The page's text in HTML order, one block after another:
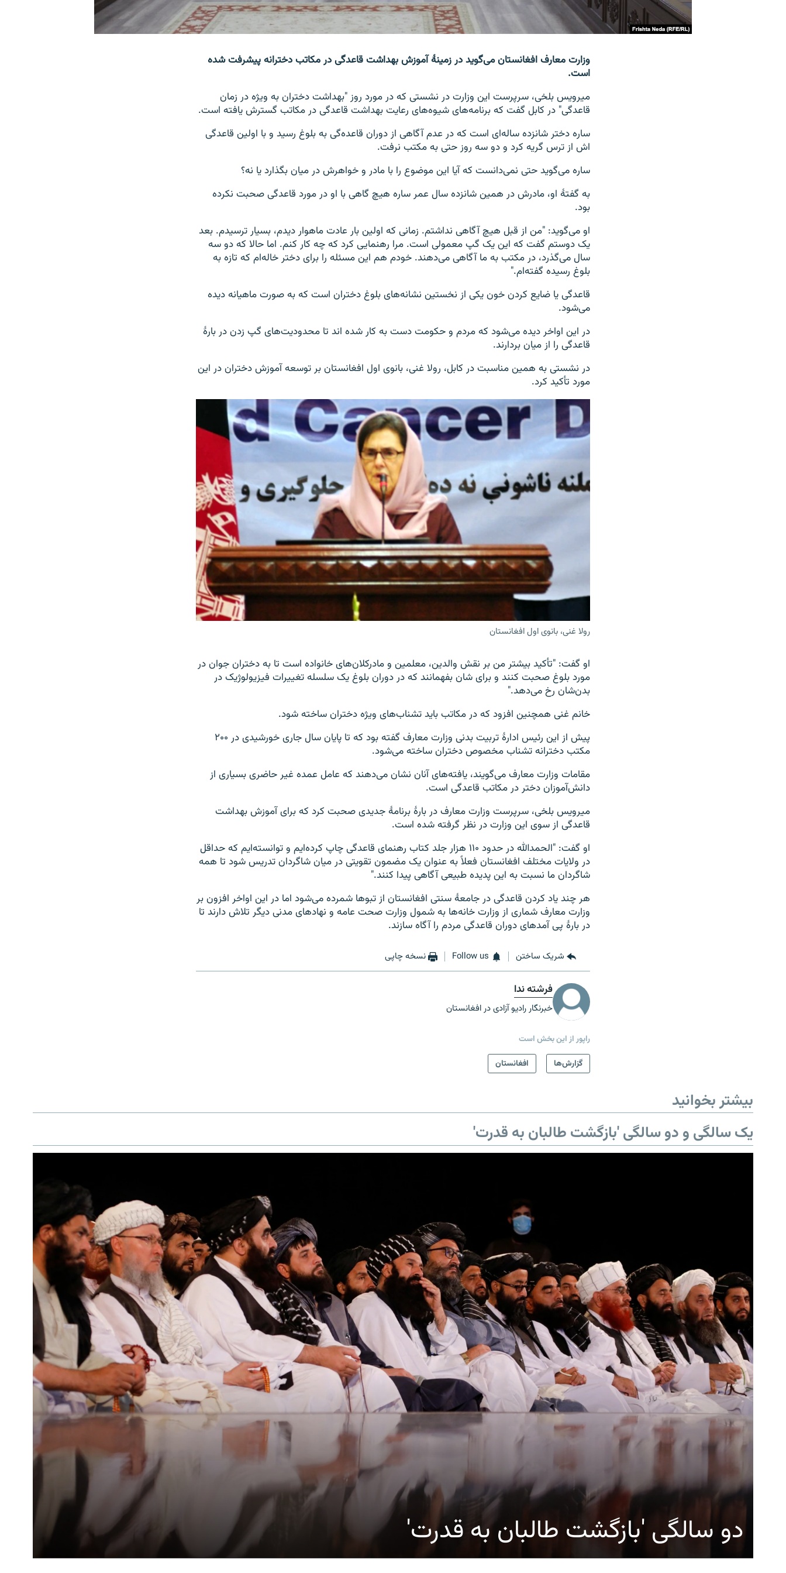
وزارت معارف افغانستان می‌گوید در زمینۀ آموزش بهداشت قاعدگی در مکاتب دخترانه پیشرفت شده
است.
میرویس بلخی، سرپرست این وزارت در نشستی که در مورد روز "بهداشت دختران به ویژه در زمان
قاعدگی" در کابل گفت که برنامه‌های شیوه‌های رعایت بهداشت قاعدگی در مکاتب گسترش یافته است.
ساره دختر شانزده ساله‌ای است که در عدم آگاهی از دوران قاعده‌گی به بلوغ رسید و با اولین قاعدگی‌
اش از ترس گریه کرد و دو سه روز حتی به مکتب نرفت.
ساره می‌گوید حتی نمی‌دانست که آیا این موضوع را با مادر و خواهرش در میان بگذارد یا نه؟
به گفتۀ او، مادرش در همین شانزده سال عمر ساره هیچ گاهی با او در مورد قاعدگی صحبت نکرده
بود.
او می‌گوید: "من از قبل هیچ آگاهی نداشتم. زمانی که اولین بار عادت ماهوار دیدم، بسیار ترسیدم. بعد
یک دوستم گفت که این یک گپ معمولی است. مرا رهنمایی کرد که چه کار کنم. اما حالا که دو سه
سال می‌گذرد، در مکتب به ما آگاهی می‌دهند. خودم هم این مسئله را برای دختر خاله‌ام که تازه به
بلوغ رسیده گفته‌ام."
قاعدگی یا ضایع کردن خون یکی از نخستین نشانه‌های بلوغ دختران است که به صورت ماهیانه دیده
می‌شود.
در این اواخر دیده می‌شود که مردم و حکومت دست به کار شده اند تا محدودیت‌های گپ زدن در بارۀ
قاعدگی را از میان بردارند.
در نشستی به همین مناسبت در کابل، رولا غنی، بانوی اول افغانستان بر توسعه آموزش دختران در این
مورد تأکید کرد.
رولا غنی، بانوی اول افغانستان
او گفت: "تأکید بیشتر من بر نقش والدین، معلمین و مادرکلان‌های خانواده است تا به دختران جوان در
مورد بلوغ صحبت کنند و برای شان بفهمانند که در دوران بلوغ یک سلسله تغییرات فیزیولوژیک در
بدن‌شان رخ می‌دهد."
خانم غنی همچنین افزود که در مکاتب باید تشناب‌های ویژه دختران ساخته شود.
پیش از این رئیس ادارۀ تربیت بدنی وزارت معارف گفته بود که تا پایان سال جاری خورشیدی در ۲۰۰
مکتب دخترانه تشناب مخصوص دختران ساخته می‌شود.
مقامات وزارت معارف می‌گویند، یافته‌های آنان نشان می‌دهند که عامل عمده غیر حاضری بسیاری از
دانش‌آموزان دختر در مکاتب قاعدگی است.
میرویس بلخی، سرپرست وزارت معارف در بارۀ برنامۀ جدیدی صحبت کرد که برای آموزش بهداشت
قاعدگی از سوی این وزارت در نظر گرفته شده است.
او گفت: "الحمدالله در حدود ۱۱۰ هزار جلد کتاب رهنمای قاعدگی چاپ کرده‌ایم و توانسته‌ایم که حداقل
در ولایات مختلف افغانستان فعلاً به عنوان یک مضمون تقویتی در میان شاگردان تدریس شود تا همه
شاگردان ما نسبت به این پدیده طبیعی آگاهی پیدا کنند."
هر چند یاد کردن قاعدگی در جامعۀ سنتی افغانستان از تبوها شمرده می‌شود اما در این اواخر افزون بر
وزارت معارف شماری از وزارت خانه‌ها به شمول وزارت صحت عامه و نهادهای مدنی دیگر تلاش دارند تا
در بارۀ پی آمدهای دوران قاعدگی مردم را آگاه سازند.
شریک ساختن Follow us نسخه چاپی
فرشته ندا
خبرنگار رادیو آزادی در افغانستان
راپور از این بخش است
گزارش‌ها
افغانستان
بیشتر بخوانید
یک سالگی و دو سالگی 'بازگشت طالبان به قدرت'
دو سالگی 'بازگشت طالبان به قدرت'